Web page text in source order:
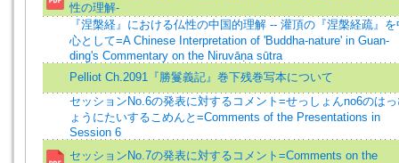
性の理解-
『涅槃経』における仏性の中国的理解 -- 灌頂の『涅槃経疏』を
心として=A Chinese Interpretation of 'Buddha-nature' in Guan-
ding's Commentary on the Niruvāṇa sūtra
Pelliot Ch.2091『勝鬘義記』巻下残巻写本について
セッションNo.6の発表に対するコメント=せっしょんno6のは
ょうにたいするこめんと=Comments of the Presentations in
Session 6
セッションNo.7の発表に対するコメント=Comments on the